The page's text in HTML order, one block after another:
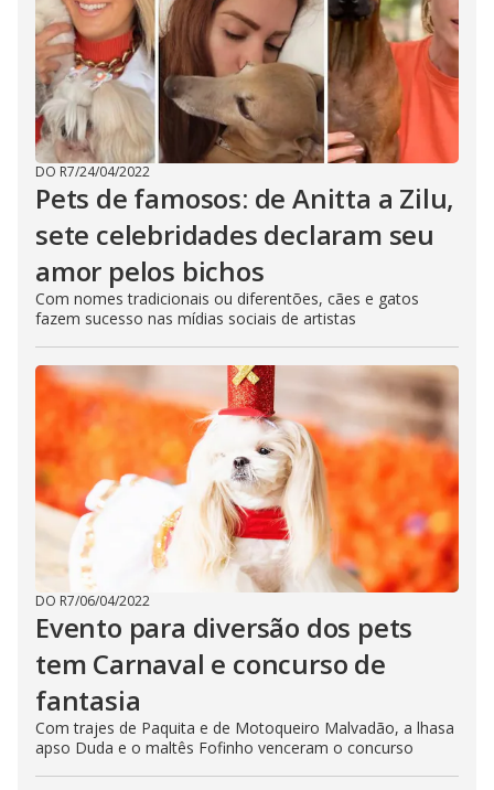
DO R7/24/04/2022
Pets de famosos: de Anitta a Zilu,
sete celebridades declaram seu
amor pelos bichos
Com nomes tradicionais ou diferentões, cães e gatos
fazem sucesso nas mídias sociais de artistas
DO R7/06/04/2022
Evento para diversão dos pets
tem Carnaval e concurso de
fantasia
Com trajes de Paquita e de Motoqueiro Malvadão, a lhasa
apso Duda e o maltês Fofinho venceram o concurso